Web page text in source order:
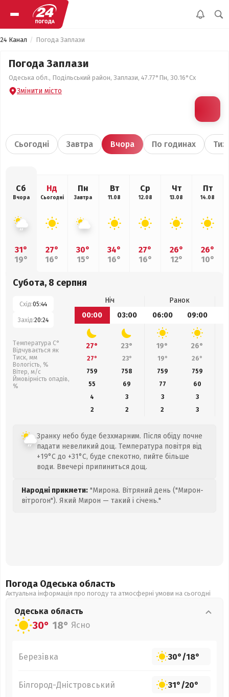
24 Канал Погода Заплази
Погода Заплази
Одеська обл., Подільський район, Заплази, 47.77°Пн, 30.16°Сх
Змінити місто
Сьогодні Завтра Вчора По годинах
Сб
Вчора
31°
19°
Нд
Сьогодні
27°
16°
Пн
Завтра
30°
15°
Вт
11.08
34°
16°
Ср
12.08
27°
16°
Чт
13.08
26°
12°
Пт
14.08
26°
10°
Субота, 8 серпня
Схід:05:44
Захід:20:24
Температура С°
Відчувається як
Тиск, мм
Вологість, %
Вітер, м/с
Ймовірність опадів,
%
Ніч
Ранок
00:00
03:00 06:00 09:00
27° 23° 19° 26°
27° 23° 19° 26°
759
758 759 759
55
69 77 60
4
3 3
3
2
2 2 3
Зранку небо буде безхмарним. Після обіду почне
падати невеликий дощ. Температура повітря від
+19°C до +31°C, буде спекотно, пийте більше
води. Ввечері припиниться дощ.
Народні прикмети: "Мирона. Вітряний день ("Мирон-
вітрогон"). Який Мирон — такий і січень."
Погода Одеська область
Актуальна інформація про погоду та атмосферні умови на сьогодні
Одеська область
30° 18° Ясно
Березівка 30°/18°
Білгород-Дністровський 31°/20°